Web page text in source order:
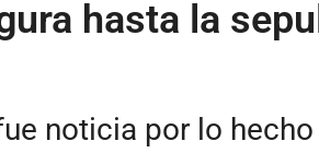
hasta la
noticia por lo